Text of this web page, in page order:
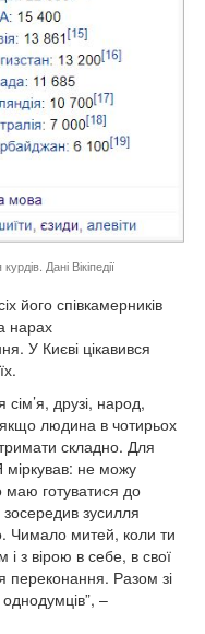
Дані Вікіпедії
його співкамерників
нарах
У Києві цікавився
друзі, народ,
якщо людина в чотирьох
складно. Для
не можу
маю готуватися до
зусилля
Чимало митей, коли ти
і з вірою в себе, в свої
переконання. Разом зі
–